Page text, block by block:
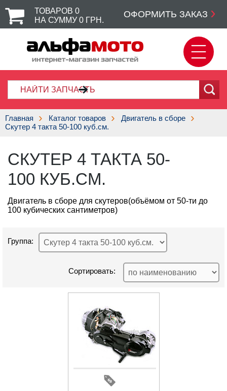
ТОВАРОВ 0
НА СУММУ 0 ГРН.
ОФОРМИТЬ ЗАКАЗ
Главная Каталог товаров
Двигатель в сборе
Скутер 4 такта 50-100 куб.см.
СКУТЕР 4 ТАКТА 50-
100 КУБ.СМ.
Двигатель в сборе для скутеров(объёмом от 50-ти до
100 кубических сантиметров)
Группа:
Сортировать: